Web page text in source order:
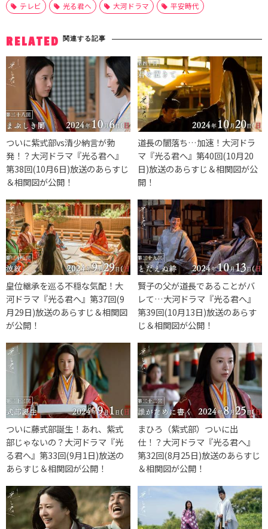
テレビ 光る君へ 大河ドラマ 平安時代
RELATED 関連する記事
ついに紫式部vs清少納言が勃
発！？大河ドラマ『光る君へ』
第38回(10月6日)放送のあらすじ
＆相関図が公開！
道長の闇落ち…加速！大河ドラ
マ『光る君へ』第40回(10月20
日)放送のあらすじ＆相関図が公
開！
皇位継承を巡る不穏な気配！大
河ドラマ『光る君へ』第37回(9
月29日)放送のあらすじ＆相関図
が公開！
賢子の父が道長であることがバ
レて…大河ドラマ『光る君へ』
第39回(10月13日)放送のあらす
じ＆相関図が公開！
ついに藤式部誕生！あれ、紫式
部じゃないの？大河ドラマ『光
る君へ』第33回(9月1日)放送の
あらすじ＆相関図が公開！
まひろ（紫式部）ついに出
仕！？大河ドラマ『光る君へ』
第32回(8月25日)放送のあらすじ
＆相関図が公開！